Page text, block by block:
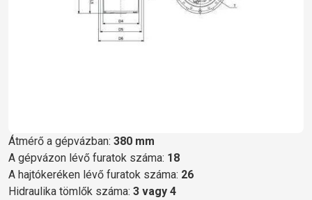
Átmérő a gépvázban: 380 mm
A gépvázon lévő furatok száma: 18
A hajtókeréken lévő furatok száma: 26
Hidraulika tömlők száma: 3 vagy 4